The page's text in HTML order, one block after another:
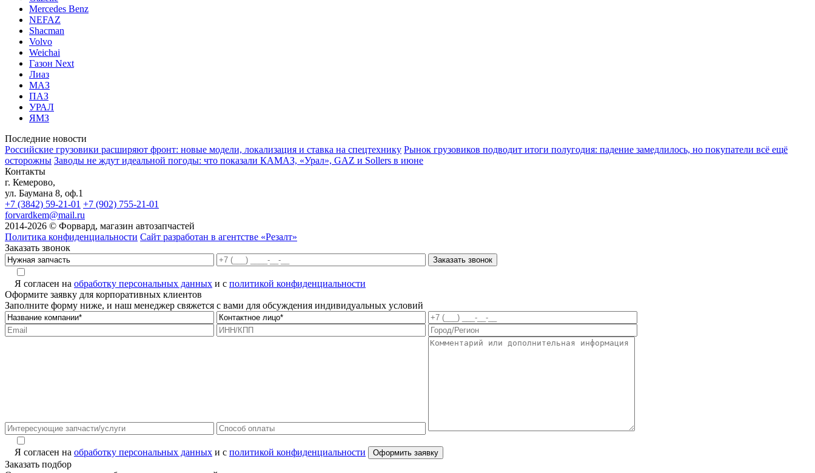
Mercedes Benz
NEFAZ
Shacman
Volvo
Weichai
Газон Next
Лиаз
МАЗ
ПАЗ
УРАЛ
ЯМЗ
Последние новости
Российские грузовики расширяют фронт: новые модели, локализация и ставка на спецтехнику Рынок грузовиков подводит итоги полугодия: падение замедлилось, но покупатели всё ещё
осторожны Заводы не ждут идеальной погоды: что показали КАМАЗ, «Урал», GAZ и Sollers в июне
Контакты
г. Кемерово,
ул. Баумана 8, оф.1
+7 (3842) 59-21-01 +7 (902) 755-21-01
forvardkem@mail.ru
2014-2026 © Форвард, магазин автозапчастей
Политика конфиденциальности Сайт разработан в агентстве «Резалт»
Заказать звонок
Я согласен на обработку персональных данных и с политикой конфиденциальности
Оформите заявку для корпоративных клиентов
Заполните форму ниже, и наш менеджер свяжется с вами для обсуждения индивидуальных условий
Я согласен на обработку персональных данных и с политикой конфиденциальности
Заказать подбор